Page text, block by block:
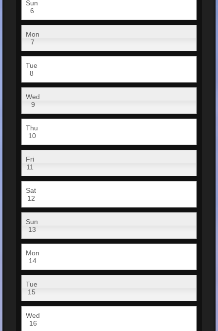
Sun
6
Mon
7
Tue
8
Wed
9
Thu
10
Fri
11
Sat
12
Sun
13
Mon
14
Tue
15
Wed
16